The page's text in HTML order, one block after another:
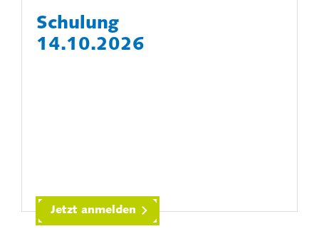
Schulung
14.10.2026
Jetzt anmelden